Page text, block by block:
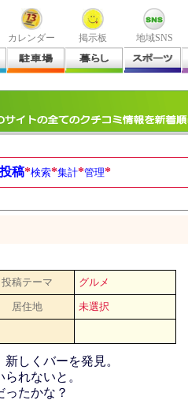
カレンダー 掲示板 地域SNS
稿*検索*集計*管理*
投稿テーマ グルメ
居住地 未選択
しくバーを発見。
れないと。
たかな？